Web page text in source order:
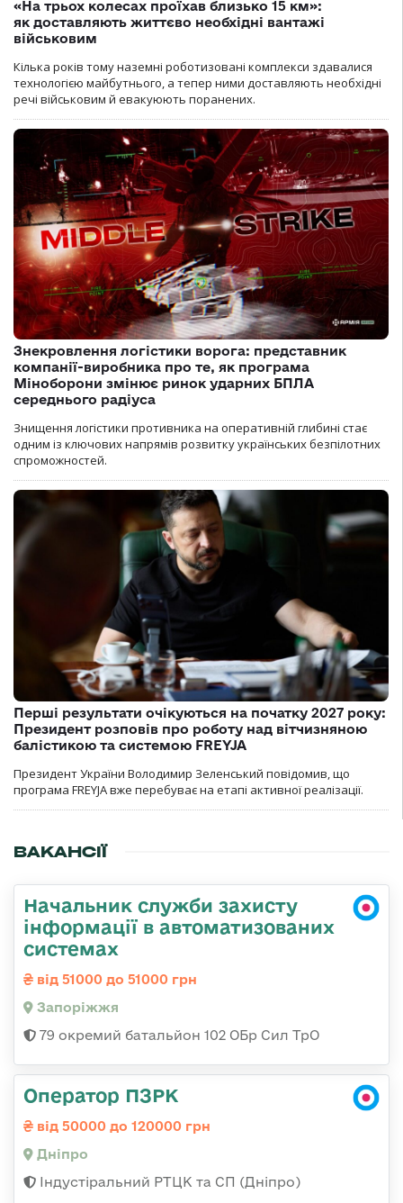
«На трьох колесах проїхав близько 15 км»:
як доставляють життєво необхідні вантажі
військовим
Кілька років тому наземні роботизовані комплекси здавалися
технологією майбутнього, а тепер ними доставляють необхідні
речі військовим й евакуюють поранених.
Знекровлення логістики ворога: представник
компанії-виробника про те, як програма
Міноборони змінює ринок ударних БПЛА
середнього радіуса
Знищення логістики противника на оперативній глибині стає
одним із ключових напрямів розвитку українських безпілотних
спроможностей.
Перші результати очікуються на початку 2027 року:
Президент розповів про роботу над вітчизняною
балістикою та системою FREYJA
Президент України Володимир Зеленський повідомив, що
програма FREYJA вже перебуває на етапі активної реалізації.
ВАКАНСІЇ
Начальник служби захисту
інформації в автоматизованих
системах
від 51000 до 51000 грн
Запоріжжя
79 окремий батальйон 102 ОБр Сил ТрО
Оператор ПЗРК
від 50000 до 120000 грн
Дніпро
Індустіральний РТЦК та СП (Дніпро)